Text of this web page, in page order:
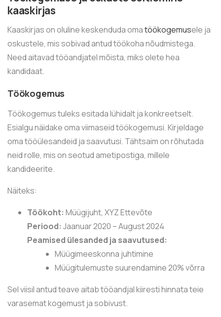
kaaskirjas
Kaaskirjas on oluline keskenduda omatöökogemusele ja
oskustele, mis sobivad antud töökoha nõudmistega.
Need aitavad tööandjatel mõista, miks olete hea
kandidaat.
Töökogemus
Töökogemus tuleks esitada lühidalt ja konkreetselt.
Esialgu näidake oma viimaseid töökogemusi. Kirjeldage
oma tööülesandeid ja saavutusi. Tähtsaim on rõhutada
neid rolle, mis on seotud ametipostiga, millele
kandideerite.
Näiteks:
Töökoht: Müügijuht, XYZ Ettevõte
Periood: Jaanuar 2020 – August 2024
Peamised ülesanded ja saavutused:
Müügimeeskonna juhtimine
Müügitulemuste suurendamine 20% võrra
Sel viisil antud teave aitab tööandjal kiiresti hinnata teie
varasemat kogemust ja sobivust.